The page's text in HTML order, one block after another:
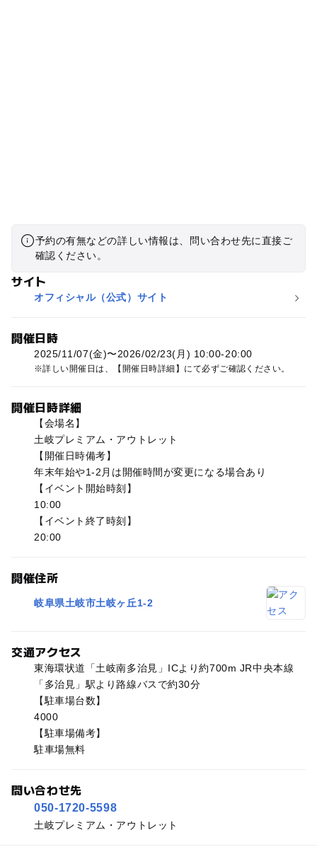
予約の有無などの詳しい情報は、問い合わせ先に直接ご
確認ください。
サイト
オフィシャル（公式）サイト
開催日時
2025/11/07(金)〜2026/02/23(月) 10:00-20:00
詳しい開催日は、【開催日時詳細】にて必ずご確認ください。
開催日時詳細
【会場名】
土岐プレミアム・アウトレット
【開催日時備考】
年末年始や1-2月は開催時間が変更になる場合あり
【イベント開始時刻】
10:00
【イベント終了時刻】
20:00
開催住所
岐阜県土岐市土岐ヶ丘1-2
交通アクセス
東海環状道「土岐南多治見」ICより約700m JR中央本線
「多治見」駅より路線バスで約30分
【駐車場台数】
4000
【駐車場備考】
駐車場無料
問い合わせ先
050-1720-5598
土岐プレミアム・アウトレット